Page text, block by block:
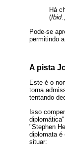
Há
(Ibid
Pode-se
permitindo
A pista
Este é o
torna
tentando
Isso
"Stephen
diplomata é
situar: